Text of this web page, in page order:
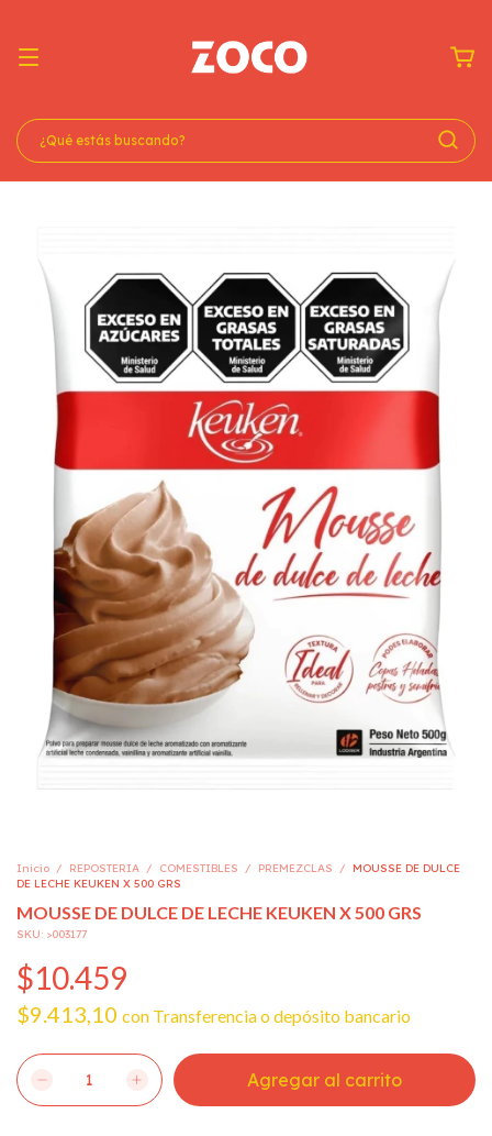
Inicio / REPOSTERIA / COMESTIBLES / PREMEZCLAS /
MOUSSE DE DULCE
DE LECHE KEUKEN X 500 GRS
MOUSSE DE DULCE DE LECHE KEUKEN X 500 GRS
SKU: >003177
$10.459
$9.413,10 con Transferencia o depósito bancario